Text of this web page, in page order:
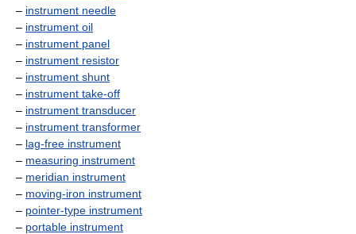
– instrument needle
– instrument oil
– instrument panel
– instrument resistor
– instrument shunt
– instrument take-off
– instrument transducer
– instrument transformer
– lag-free instrument
– measuring instrument
– meridian instrument
– moving-iron instrument
– pointer-type instrument
– portable instrument